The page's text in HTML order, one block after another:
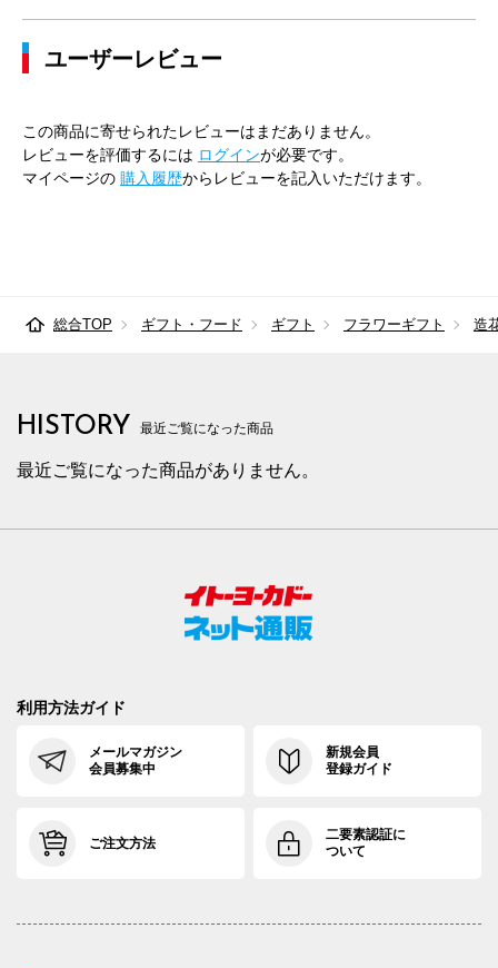
ユーザーレビュー
この商品に寄せられたレビューはまだありません。
レビューを評価するには ログインが必要です。
マイページの 購入履歴からレビューを記入いただけます。
総合TOP ギフト・フード ギフト フラワーギフト 造
HISTORY 最近ご覧になった商品
最近ご覧になった商品がありません。
利用方法ガイド
メールマガジン
会員募集中
新規会員
登録ガイド
ご注文方法
二要素認証に
ついて